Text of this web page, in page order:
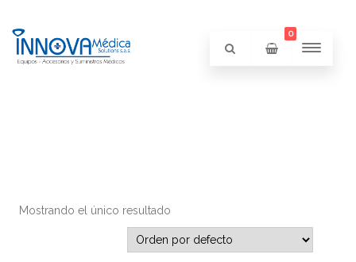
0
Mostrando el único resultado